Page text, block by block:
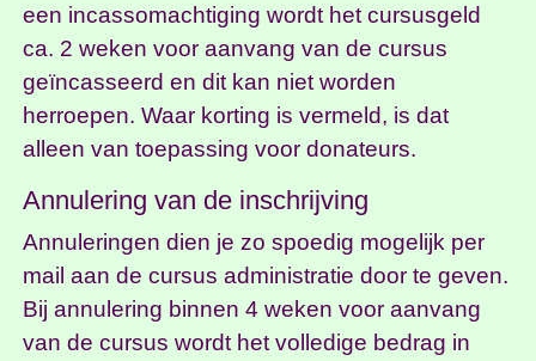
een incassomachtiging wordt het cursusgeld
ca. 2 weken voor aanvang van de cursus
geïncasseerd en dit kan niet worden
herroepen. Waar korting is vermeld, is dat
alleen van toepassing voor donateurs.
Annulering van de inschrijving
Annuleringen dien je zo spoedig mogelijk per
mail aan de cursus administratie door te geven.
Bij annulering binnen 4 weken voor aanvang
van de cursus wordt het volledige bedrag in